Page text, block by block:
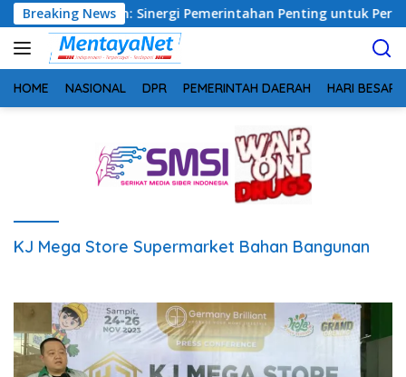
Langsung
ke
konten
Breaking News
Safrudin: Sinergi Pemerintahan Penting untuk Perkuat
HOME NASIONAL DPR PEMERINTAH DAERAH HARI BESAR
KJ Mega Store Supermarket Bahan Bangunan